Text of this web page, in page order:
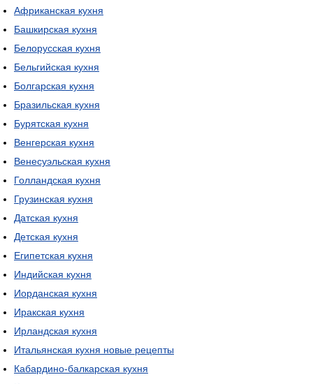
Африканская кухня
Башкирская кухня
Белорусская кухня
Бельгийская кухня
Болгарская кухня
Бразильская кухня
Бурятская кухня
Венгерская кухня
Венесуэльская кухня
Голландская кухня
Грузинская кухня
Датская кухня
Детская кухня
Египетская кухня
Индийская кухня
Иорданская кухня
Иракская кухня
Ирландская кухня
Итальянская кухня новые рецепты
Кабардино-балкарская кухня